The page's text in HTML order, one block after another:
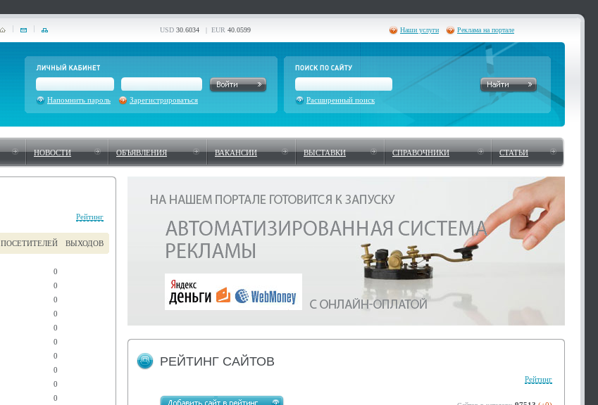
USD 30.6034 | EUR 40.0599 Наши услуги Реклама на портале
Напомнить пароль Зарегистрироваться Расширенный поиск
НОВОСТИ ОБЪЯВЛЕНИЯ ВАКАНСИИ ВЫСТАВКИ СПРАВОЧНИКИ СТАТЬИ
Рейтинг
ПОСЕТИТЕЛЕЙ ВЫХОДОВ
0
0
0
0
0
0
0
0
0
0
РЕЙТИНГ САЙТОВ
Рейтинг